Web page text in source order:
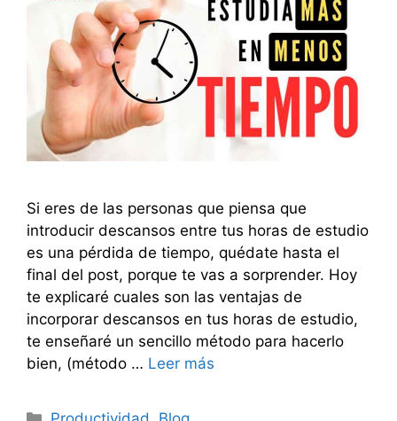
Si eres de las personas que piensa que
introducir descansos entre tus horas de estudio
es una pérdida de tiempo, quédate hasta el
final del post, porque te vas a sorprender. Hoy
te explicaré cuales son las ventajas de
incorporar descansos en tus horas de estudio,
te enseñaré un sencillo método para hacerlo
bien, (método … Leer más
Categorías